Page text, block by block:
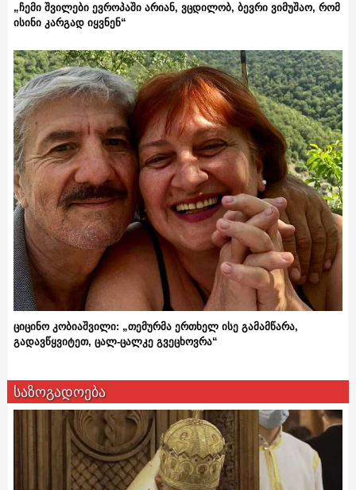
„ჩემი შვილები ევროპაში არიან, ვცდილობ, ბევრი ვიმუშაო, რომ
ისინი კარგად იყვნენ“
ციცინო კობიაშვილი: „თემურმა ერთხელ ისე გამამწარა,
გადავწყვიტეთ, ცალ-ცალკე გვეცხოვრა“
საზოგადოება